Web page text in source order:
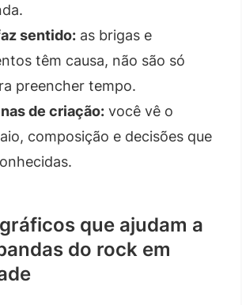
sentido: as brigas e
têm causa, não são só
preencher tempo.
de criação: você vê o
composição e decisões que
que ajudam a
do rock em